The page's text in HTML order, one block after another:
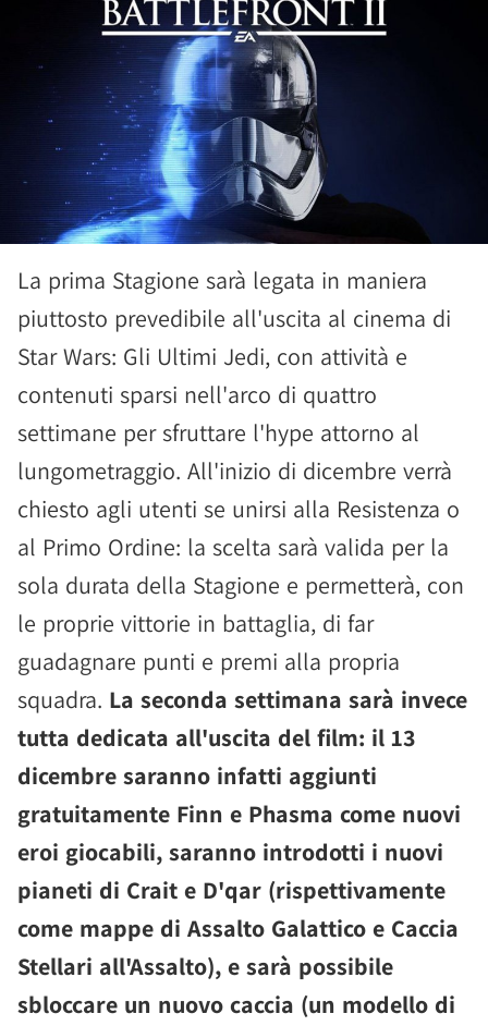
La prima Stagione sarà legata in maniera
piuttosto prevedibile all'uscita al cinema di
Star Wars: Gli Ultimi Jedi, con attività e
contenuti sparsi nell'arco di quattro
settimane per sfruttare l'hype attorno al
lungometraggio. All'inizio di dicembre verrà
chiesto agli utenti se unirsi alla Resistenza o
al Primo Ordine: la scelta sarà valida per la
sola durata della Stagione e permetterà, con
le proprie vittorie in battaglia, di far
guadagnare punti e premi alla propria
squadra. La seconda settimana sarà invece
tutta dedicata all'uscita del film: il 13
dicembre saranno infatti aggiunti
gratuitamente Finn e Phasma come nuovi
eroi giocabili, saranno introdotti i nuovi
pianeti di Crait e D'qar (rispettivamente
come mappe di Assalto Galattico e Caccia
Stellari all'Assalto), e sarà possibile
sbloccare un nuovo caccia (un modello di